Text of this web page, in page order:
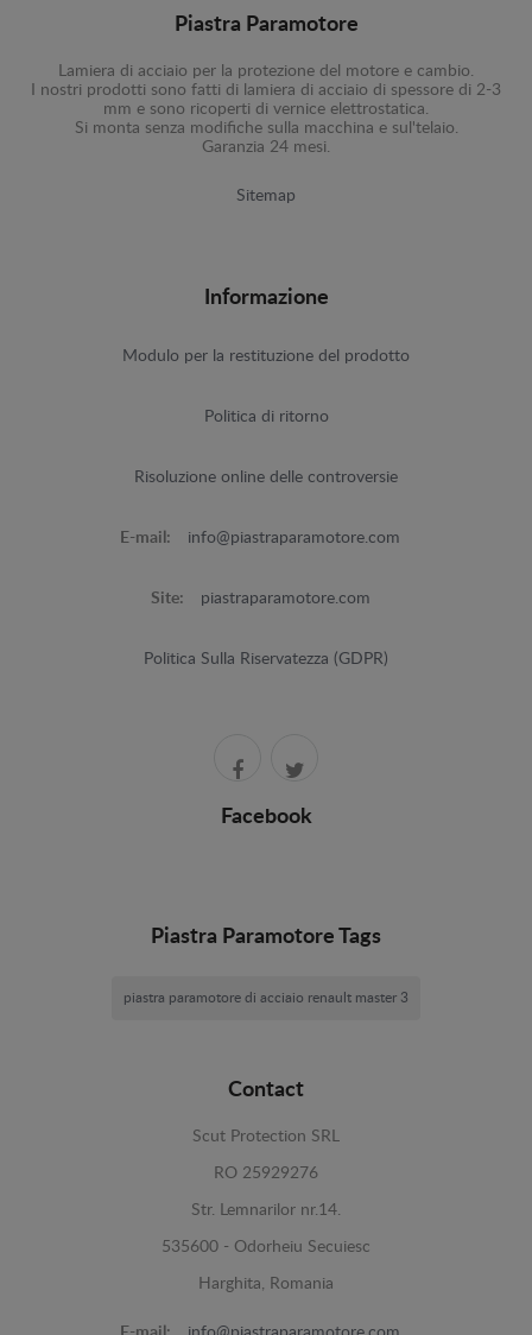
Piastra Paramotore
Lamiera di acciaio per la protezione del motore e cambio.
I nostri prodotti sono fatti di lamiera di acciaio di spessore di 2-3
mm e sono ricoperti di vernice elettrostatica.
Si monta senza modifiche sulla macchina e sul'telaio.
Garanzia 24 mesi.
Sitemap
Informazione
Modulo per la restituzione del prodotto
Politica di ritorno
Risoluzione online delle controversie
E-mail: info@piastraparamotore.com
Site: piastraparamotore.com
Politica Sulla Riservatezza (GDPR)
Facebook
Piastra Paramotore Tags
piastra paramotore di acciaio renault master 3
Contact
Scut Protection SRL
RO 25929276
Str. Lemnarilor nr.14.
535600 - Odorheiu Secuiesc
Harghita, Romania